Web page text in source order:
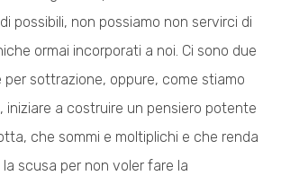
possibili, non possiamo non servirci di
ormai incorporati a noi. Ci sono due
per sottrazione, oppure, come stiamo
iniziare a costruire un pensiero potente
che sommi e moltiplichi e che renda
scusa per non voler fare la